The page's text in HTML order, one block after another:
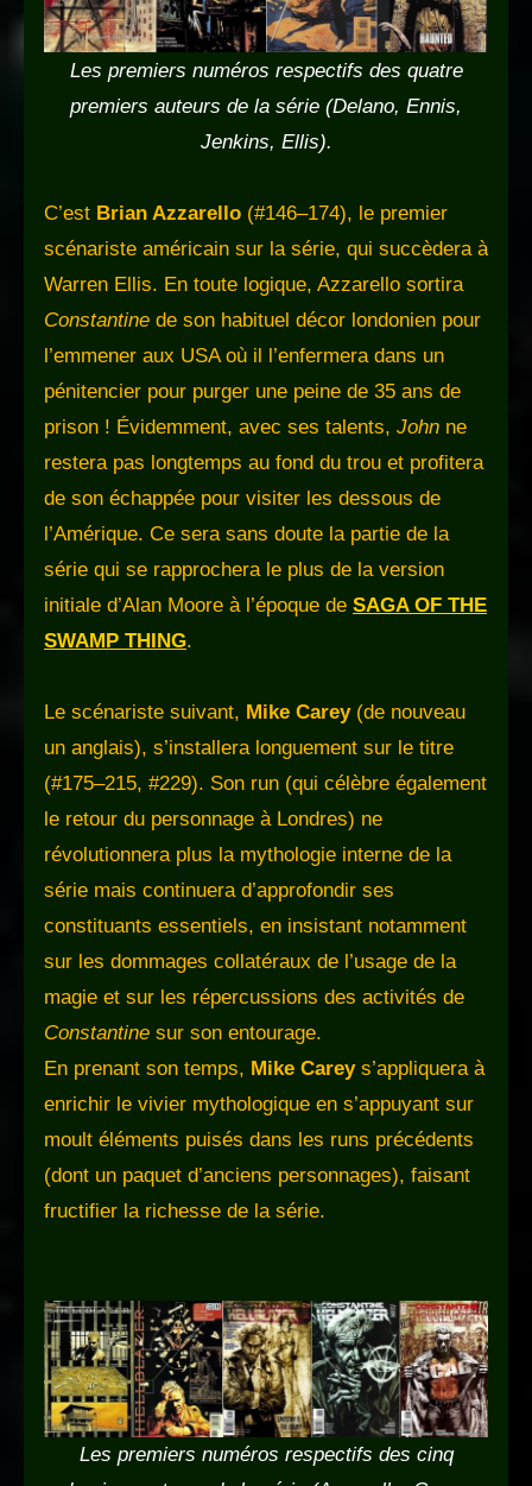
Les premiers numéros respectifs des quatre
premiers auteurs de la série (Delano, Ennis,
Jenkins, Ellis).
C’est Brian Azzarello (#146–174), le premier
scénariste américain sur la série, qui succèdera à
Warren Ellis. En toute logique, Azzarello sortira
Constantine de son habituel décor londonien pour
l’emmener aux USA où il l’enfermera dans un
pénitencier pour purger une peine de 35 ans de
prison ! Évidemment, avec ses talents, John ne
restera pas longtemps au fond du trou et profitera
de son échappée pour visiter les dessous de
l’Amérique. Ce sera sans doute la partie de la
série qui se rapprochera le plus de la version
initiale d’Alan Moore à l’époque de SAGA OF THE
SWAMP THING.
Le scénariste suivant, Mike Carey(de nouveau
un anglais), s’installera longuement sur le titre
(#175–215, #229). Son run (qui célèbre également
le retour du personnage à Londres) ne
révolutionnera plus la mythologie interne de la
série mais continuera d’approfondir ses
constituants essentiels, en insistant notamment
sur les dommages collatéraux de l’usage de la
magie et sur les répercussions des activités de
Constantine sur son entourage.
En prenant son temps, Mike Careys’appliquera à
enrichir le vivier mythologique en s’appuyant sur
moult éléments puisés dans les runs précédents
(dont un paquet d’anciens personnages), faisant
fructifier la richesse de la série.
Les premiers numéros respectifs des cinq